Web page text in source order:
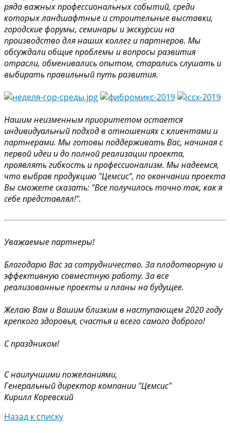
ряда важных профессиональных событий, среди
которых ландшафтные и строительные выставки,
городские форумы, семинары и экскурсии на
производство для наших коллег и партнеров. Мы
обсуждали общие проблемы и вопросы развития
отрасли, обменивались опытом, старались слушать и
выбирать правильный путь развития.
Нашим неизменным приоритетом остается
индивидуальный подход в отношениях с клиентами и
партнерами. Мы готовы поддерживать Вас, начиная с
первой идеи и до полной реализации проекта,
проявлять гибкость и профессионализм. Мы надеемся,
что выбрав продукцию "Цемсис", по окончании проекта
Вы сможете сказать: "Все получилось точно так, как я
себе представлял!".
Уважаемые партнеры!
Благодарю Вас за сотрудничество. За плодотворную и
эффективную совместную работу. За все
реализованные проекты и планы на будущее.
Желаю Вам и Вашим близким в наступающем 2020 году
крепкого здоровья, счастья и всего самого доброго!
С праздником!
С наилучшими пожеланиями,
Генеральный директор компании "Цемсис"
Кирилл Коревский
Назад к списку